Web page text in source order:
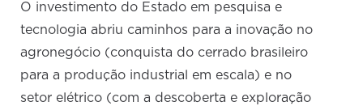
O investimento do Estado em pesquisa e
tecnologia abriu caminhos para a inovação no
agronegócio (conquista do cerrado brasileiro
para a produção industrial em escala) e no
setor elétrico (com a descoberta e exploração